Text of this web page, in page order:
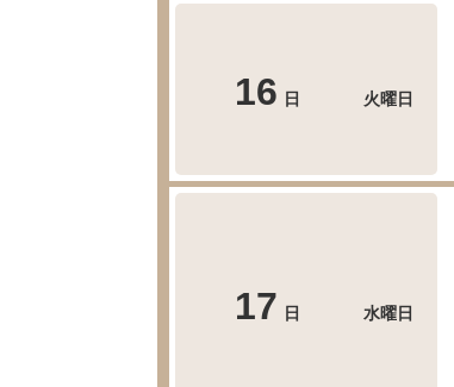
16 日 火曜日
17 日 水曜日